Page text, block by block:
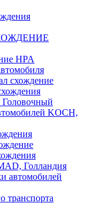
HPA
схождение
Головочный
KOCH,
Голландия
автомобилей
транспорта